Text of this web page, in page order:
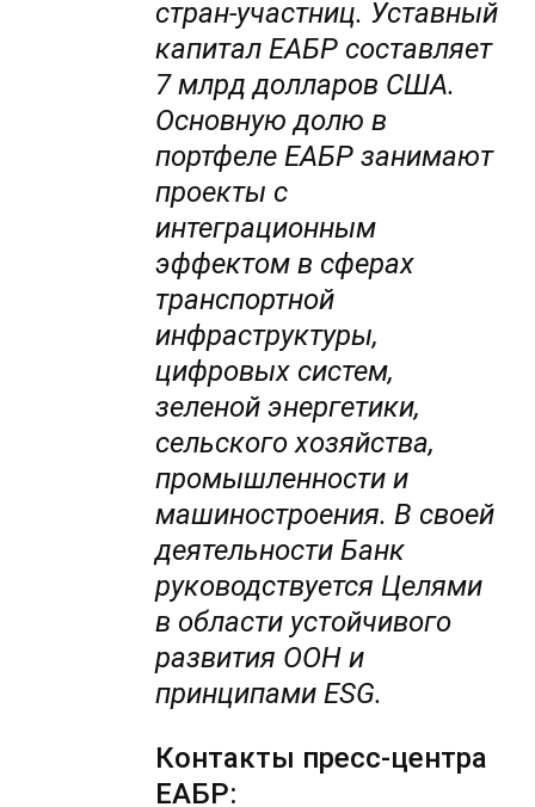
стран-участниц. Уставный
капитал ЕАБР составляет
7 млрд долларов США.
Основную долю в
портфеле ЕАБР занимают
проекты с
интеграционным
эффектом в сферах
транспортной
инфраструктуры,
цифровых систем,
зеленой энергетики,
сельского хозяйства,
промышленности и
машиностроения. В своей
деятельности Банк
руководствуется Целями
в области устойчивого
развития ООН и
принципами ESG.
Контакты пресс-центра
ЕАБР: